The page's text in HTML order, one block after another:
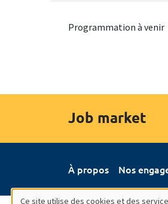
Programmation à venir
Job market
À propos Nos
Ce site utilise des cookies et des